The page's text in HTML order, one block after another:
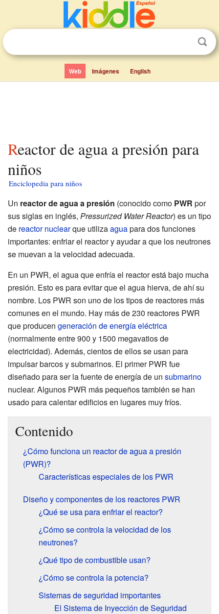
Web Imágenes English
Reactor de agua a presión para
niños
Enciclopedia para niños
Un reactor de agua a presión (conocido como PWR por
sus siglas en inglés, Pressurized Water Reactor) es un tipo
de reactor nuclearque utilizaaguapara dos funciones
importantes: enfriar el reactor y ayudar a que los neutrones
se muevan a la velocidad adecuada.
En un PWR, el agua que enfría el reactor está bajo mucha
presión. Esto es para evitar que el agua hierva, de ahí su
nombre. Los PWR son uno de los tipos de reactores más
comunes en el mundo. Hay más de 230 reactores PWR
que producen generación de energía eléctrica
(normalmente entre 900 y 1500 megavatios de
electricidad). Además, cientos de ellos se usan para
impulsar barcos y submarinos. El primer PWR fue
diseñado para ser la fuente de energía de un submarino
nuclear. Algunos PWR más pequeños también se han
usado para calentar edificios en lugares muy fríos.
Contenido
¿Cómo funciona un reactor de agua a presión
(PWR)?
Características especiales de los PWR
Diseño y componentes de los reactores PWR
¿Qué se usa para enfriar el reactor?
¿Cómo se controla la velocidad de los
neutrones?
¿Qué tipo de combustible usan?
¿Cómo se controla la potencia?
Sistemas de seguridad importantes
El Sistema de Inyección de Seguridad